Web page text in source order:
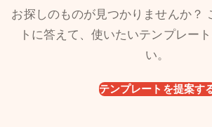
お探しのものが見つかりませんか？
トに答えて、使いたいテンプレー
い。
テンプレートを提案す